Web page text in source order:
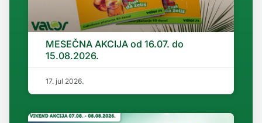
MESEČNA AKCIJA od 16.07. do
15.08.2026.
17. jul 2026.